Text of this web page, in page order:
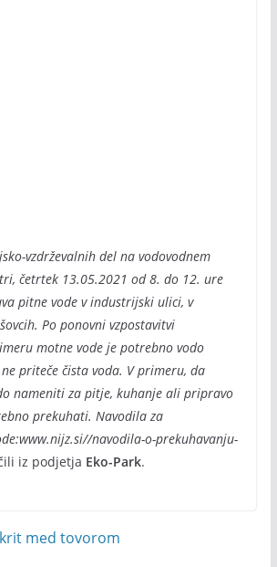
vzdrževalnih del na vodovodnem
četrtek 13.05.2021 od 8. do 12. ure
pitne vode v industrijski ulici, v
Po ponovni vzpostavitvi
motne vode je potrebno vodo
priteče čista voda. V primeru, da
nameniti za pitje, kuhanje ali pripravo
prekuhati. Navodila za
navodila-o-prekuhavanju-
iz podjetja Eko-Park.
med tovorom